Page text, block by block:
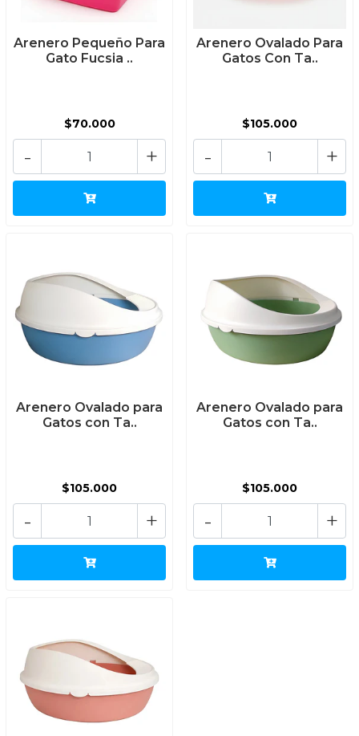
Arenero Pequeño Para
Gato Fucsia ..
$70.000
+
-
Arenero Ovalado Para
Gatos Con Ta..
$105.000
+
-
Arenero Ovalado para
Gatos con Ta..
$105.000
+
-
Arenero Ovalado para
Gatos con Ta..
$105.000
+
-